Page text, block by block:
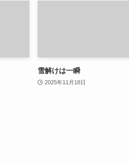
雪解けは一瞬
2025年11月18日